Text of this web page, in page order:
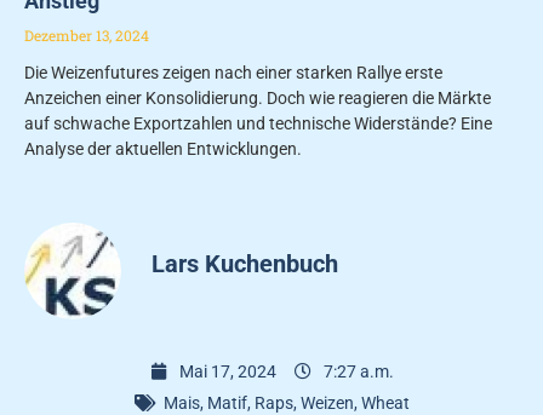
Dezember 13, 2024
Die Weizenfutures zeigen nach einer starken Rallye erste
Anzeichen einer Konsolidierung. Doch wie reagieren die Märkte
auf schwache Exportzahlen und technische Widerstände? Eine
Analyse der aktuellen Entwicklungen.
Lars Kuchenbuch
Mai 17, 2024
7:27 a.m.
Mais, Matif, Raps, Weizen, Wheat